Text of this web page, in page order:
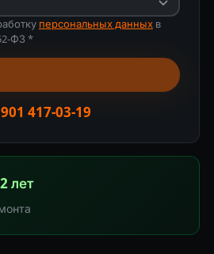
персональных данныхв
ФЗ *
417-03-19
лет